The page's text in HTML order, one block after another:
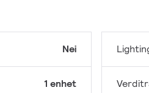
Nei
1 enhet